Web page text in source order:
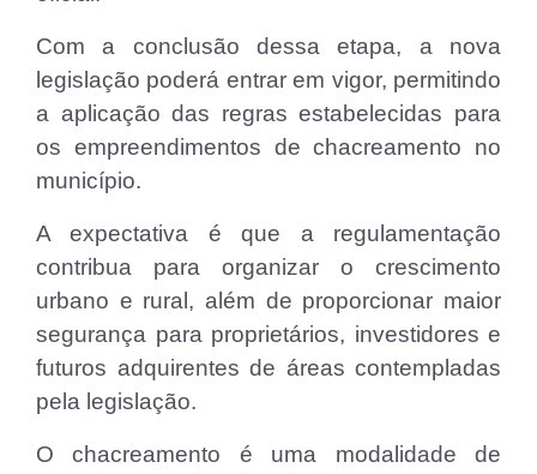
Com a conclusão dessa etapa, a nova
legislação poderá entrar em vigor, permitindo
a aplicação das regras estabelecidas para
os empreendimentos de chacreamento no
município.
A expectativa é que a regulamentação
contribua para organizar o crescimento
urbano e rural, além de proporcionar maior
segurança para proprietários, investidores e
futuros adquirentes de áreas contempladas
pela legislação.
O chacreamento é uma modalidade de